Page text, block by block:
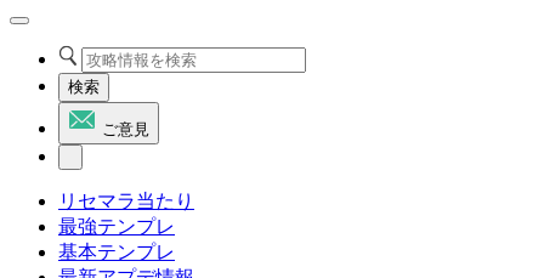
検索
ご意見
リセマラ当たり
最強テンプレ
基本テンプレ